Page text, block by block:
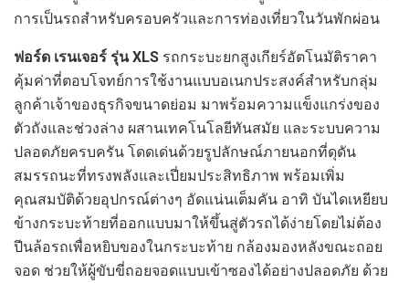
การเป็นรถสำหรับครอบครัวและการท่องเที่ยวในวันพักผ่อน
ฟอร์ด เรนเจอร์ รุ่นXLS รถกระบะยกสูงเกียร์อัตโนมัติราคา
คุ้มค่าที่ตอบโจทย์การใช้งานแบบอเนกประสงค์สำหรับกลุ่ม
ลูกค้าเจ้าของธุรกิจขนาดย่อม มาพร้อมความแข็งแกร่งของ
ตัวถังและช่วงล่าง ผสานเทคโนโลยีทันสมัย และระบบความ
ปลอดภัยครบครัน โดดเด่นด้วยรูปลักษณ์ภายนอกที่ดุดัน
สมรรถนะที่ทรงพลังและเปี่ยมประสิทธิภาพ พร้อมเพิ่ม
คุณสมบัติด้วยอุปกรณ์ต่างๆ อัดแน่นเต็มคัน อาทิ บันไดเหยียบ
ข้างกระบะท้ายที่ออกแบบมาให้ขึ้นสู่ตัวรถได้ง่ายโดยไม่ต้อง
ปีนล้อรถเพื่อหยิบของในกระบะท้าย กล้องมองหลังขณะถอย
จอด ช่วยให้ผู้ขับขี่ถอยจอดแบบเข้าซองได้อย่างปลอดภัย ด้วย